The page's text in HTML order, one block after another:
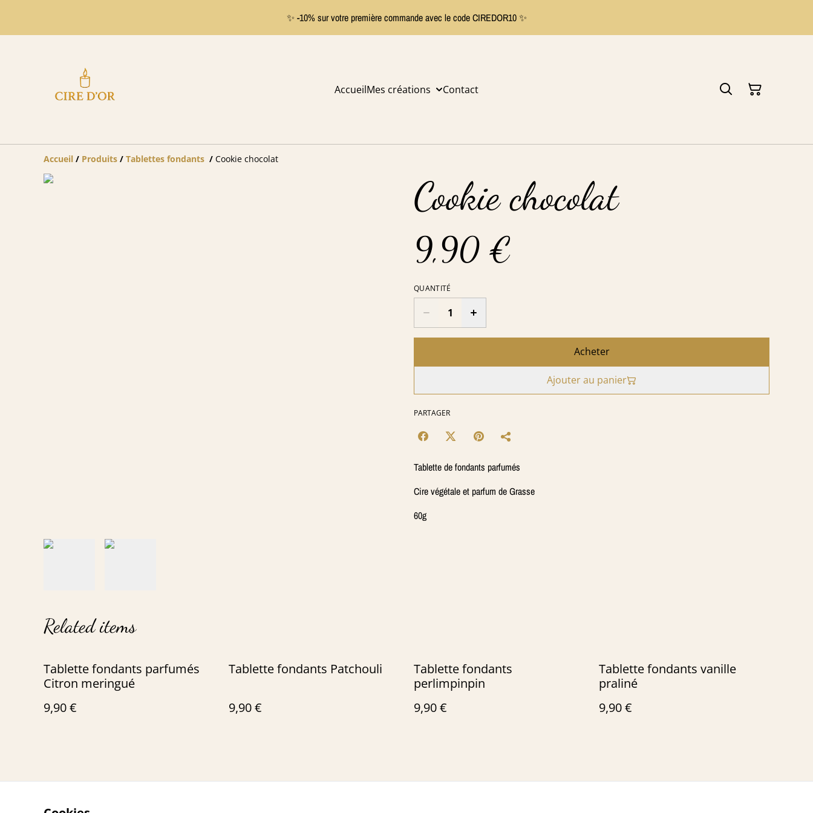
✨ -10% sur votre première commande avec le code CIREDOR10 ✨
AccueilMes créations Contact
Accueil / Produits / Tablettes fondants / Cookie chocolat
Cookie chocolat
9,90 €
QUANTITÉ
Acheter
Ajouter au panier
PARTAGER
Tablette de fondants parfumés
Cire végétale et parfum de Grasse
60g
Related items
Tablette fondants parfumés
Citron meringué
9,90 €
Tablette fondants Patchouli
9,90 €
Tablette fondants
perlimpinpin
9,90 €
Tablette fondants vanille
praliné
9,90 €